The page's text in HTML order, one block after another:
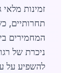
זמינות מלאי
תחרותיים,
המחמירים
ניכרת של
להשפיע על